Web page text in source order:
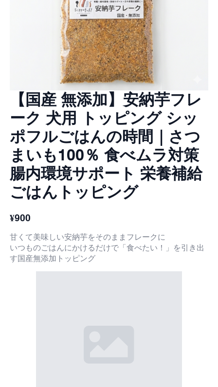
【国産 無添加】安納芋フレ
ーク 犬用 トッピング シッ
ポフルごはんの時間｜さつ
まいも100％ 食べムラ対策
腸内環境サポート 栄養補給
ごはんトッピング
¥900
甘くて美味しい安納芋をそのままフレークに
いつものごはんにかけるだけで「食べたい！」を引き出
す国産無添加トッピング